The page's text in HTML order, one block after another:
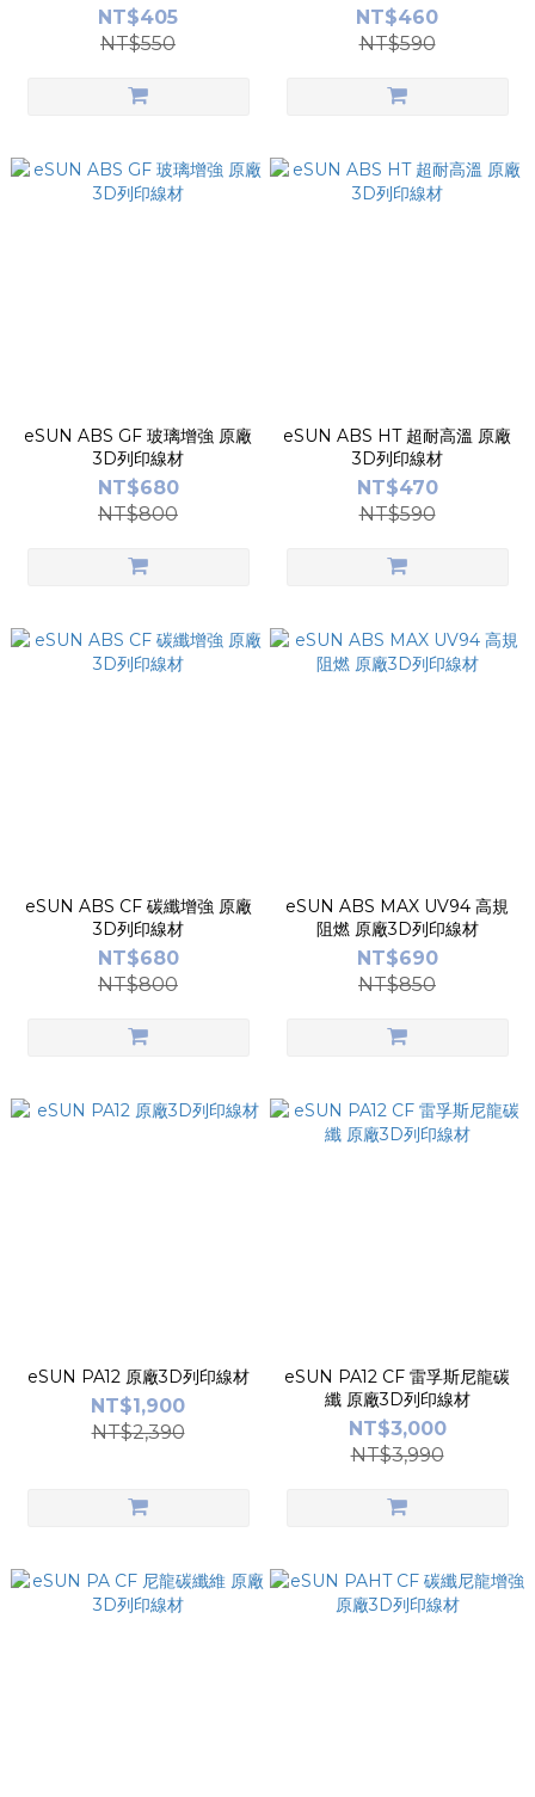
NT$405
NT$550
NT$460
NT$590
eSUN ABS GF 玻璃增強 原廠
3D列印線材
NT$680
NT$800
eSUN ABS HT 超耐高溫 原廠
3D列印線材
NT$470
NT$590
eSUN ABS CF 碳纖增強 原廠
3D列印線材
NT$680
NT$800
eSUN ABS MAX UV94 高規
阻燃 原廠3D列印線材
NT$690
NT$850
eSUN PA12 原廠3D列印線材
NT$1,900
NT$2,390
eSUN PA12 CF 雷孚斯尼龍碳
纖 原廠3D列印線材
NT$3,000
NT$3,990